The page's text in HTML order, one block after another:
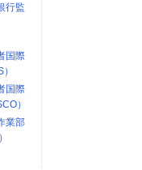
行監
国際
国際
）
業部